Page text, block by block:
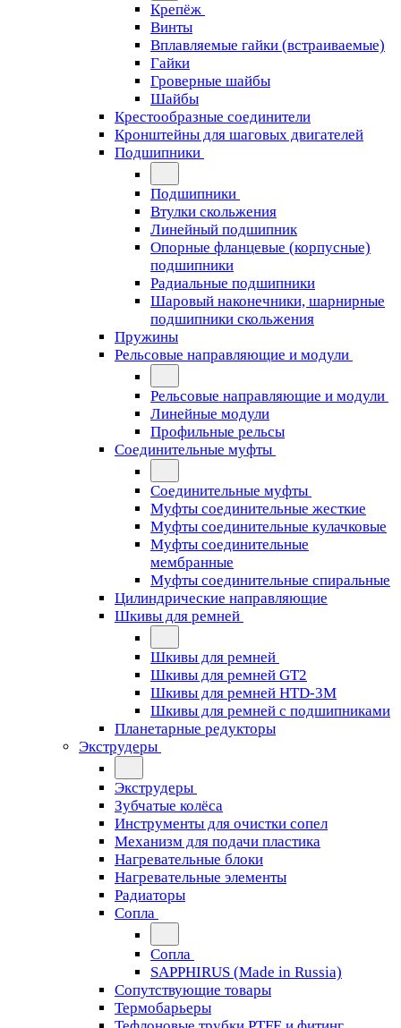
Крепёж
Винты
Вплавляемые гайки (встраиваемые)
Гайки
Гроверные шайбы
Шайбы
Крестообразные соединители
Кронштейны для шаговых двигателей
Подшипники
Подшипники
Втулки скольжения
Линейный подшипник
Опорные фланцевые (корпусные)
подшипники
Радиальные подшипники
Шаровый наконечники, шарнирные
подшипники скольжения
Пружины
Рельсовые направляющие и модули
Рельсовые направляющие и модули
Линейные модули
Профильные рельсы
Соединительные муфты
Соединительные муфты
Муфты соединительные жесткие
Муфты соединительные кулачковые
Муфты соединительные
мембранные
Муфты соединительные спиральные
Цилиндрические направляющие
Шкивы для ремней
Шкивы для ремней
Шкивы для ремней GT2
Шкивы для ремней HTD-3M
Шкивы для ремней с подшипниками
Планетарные редукторы
Экструдеры
Экструдеры
Зубчатые колёса
Инструменты для очистки сопел
Механизм для подачи пластика
Нагревательные блоки
Нагревательные элементы
Радиаторы
Сопла
Сопла
SAPPHIRUS (Made in Russia)
Сопутствующие товары
Термобарьеры